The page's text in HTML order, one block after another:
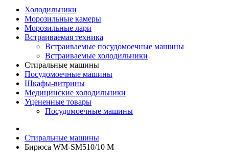
Холодильники
Морозильные камеры
Морозильные лари
Встраиваемая техника
Встраиваемые посудомоечные машины
Встраиваемые холодильники
Стиральные машины
Посудомоечные машины
Шкафы-витрины
Медицинские холодильники
Уцененные товары
Посудомоечные машины
Стиральные машины
Бирюса WM-SM510/10 M